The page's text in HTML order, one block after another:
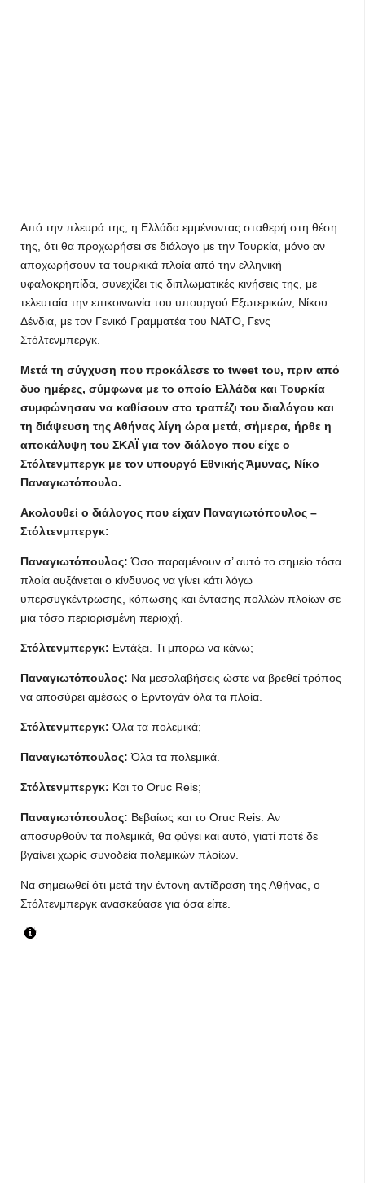
Από την πλευρά της, η Ελλάδα εμμένοντας σταθερή στη θέση
της, ότι θα προχωρήσει σε διάλογο με την Τουρκία, μόνο αν
αποχωρήσουν τα τουρκικά πλοία από την ελληνική
υφαλοκρηπίδα, συνεχίζει τις διπλωματικές κινήσεις της, με
τελευταία την επικοινωνία του υπουργού Εξωτερικών, Νίκου
Δένδια, με τον Γενικό Γραμματέα του ΝΑΤΟ, Γενς
Στόλτενμπεργκ.
Μετά τη σύγχυση που προκάλεσε το tweet του, πριν από
δυο ημέρες, σύμφωνα με το οποίο Ελλάδα και Τουρκία
συμφώνησαν να καθίσουν στο τραπέζι του διαλόγου και
τη διάψευση της Αθήνας λίγη ώρα μετά, σήμερα, ήρθε η
αποκάλυψη του ΣΚΑΪ για τον διάλογο που είχε ο
Στόλτενμπεργκ με τον υπουργό Εθνικής Άμυνας, Νίκο
Παναγιωτόπουλο.
Ακολουθεί ο διάλογος που είχαν Παναγιωτόπουλος –
Στόλτενμπεργκ:
Παναγιωτόπουλος: Όσο παραμένουν σ’ αυτό το σημείο τόσα
πλοία αυξάνεται ο κίνδυνος να γίνει κάτι λόγω
υπερσυγκέντρωσης, κόπωσης και έντασης πολλών πλοίων σε
μια τόσο περιορισμένη περιοχή.
Στόλτενμπεργκ: Εντάξει. Τι μπορώ να κάνω;
Παναγιωτόπουλος: Να μεσολαβήσεις ώστε να βρεθεί τρόπος
να αποσύρει αμέσως ο Ερντογάν όλα τα πλοία.
Στόλτενμπεργκ: Όλα τα πολεμικά;
Παναγιωτόπουλος: Όλα τα πολεμικά.
Στόλτενμπεργκ: Και το Oruc Reis;
Παναγιωτόπουλος: Βεβαίως και το Oruc Reis. Αν
αποσυρθούν τα πολεμικά, θα φύγει και αυτό, γιατί ποτέ δε
βγαίνει χωρίς συνοδεία πολεμικών πλοίων.
Να σημειωθεί ότι μετά την έντονη αντίδραση της Αθήνας, ο
Στόλτενμπεργκ ανασκεύασε για όσα είπε.